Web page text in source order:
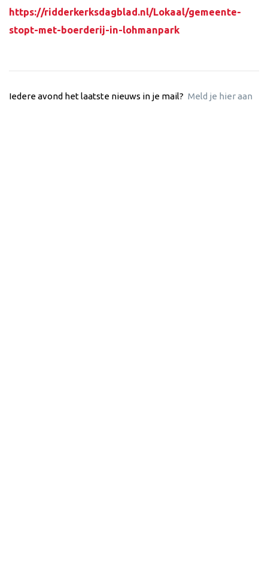
https://ridderkerksdagblad.nl/Lokaal/gemeente-
stopt-met-boerderij-in-lohmanpark
Iedere avond het laatste nieuws in je mail? Meld je hier aan